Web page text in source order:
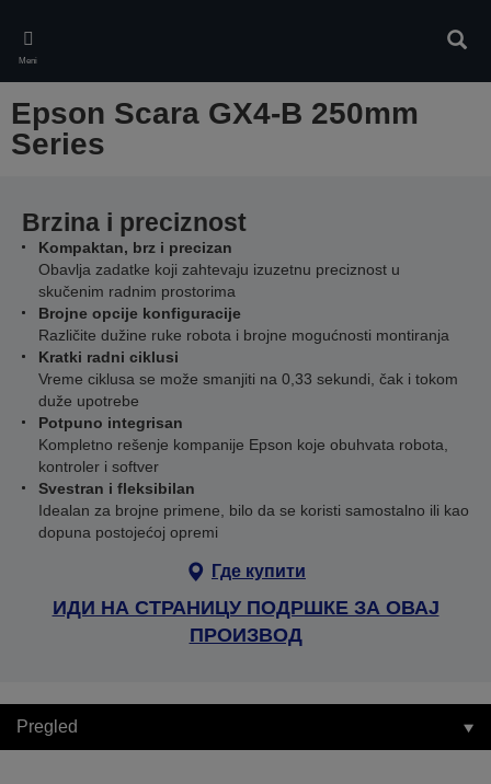
main
content
Meni
Epson Scara GX4-B 250mm
Series
Brzina i preciznost
Kompaktan, brz i precizan
Obavlja zadatke koji zahtevaju izuzetnu preciznost u
skučenim radnim prostorima
Brojne opcije konfiguracije
Različite dužine ruke robota i brojne mogućnosti montiranja
Kratki radni ciklusi
Vreme ciklusa se može smanjiti na 0,33 sekundi, čak i tokom
duže upotrebe
Potpuno integrisan
Kompletno rešenje kompanije Epson koje obuhvata robota,
kontroler i softver
Svestran i fleksibilan
Idealan za brojne primene, bilo da se koristi samostalno ili kao
dopuna postojećoj opremi
Где купити
ИДИ НА СТРАНИЦУ ПОДРШКЕ ЗА ОВАЈ
ПРОИЗВОД
Pregled